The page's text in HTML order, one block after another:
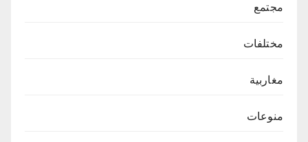
مجتمع
مختلفات
مغاربية
منوعات